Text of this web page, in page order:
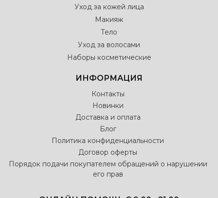
Уход за кожей лица
Макияж
Тело
Уход за волосами
Наборы косметические
ИНФОРМАЦИЯ
Контакты
Новинки
Доставка и оплата
Блог
Политика конфиденциальности
Договор оферты
Порядок подачи покупателем обращений о нарушении
его прав